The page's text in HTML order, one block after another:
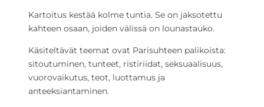
Kartoitus kestää kolme tuntia. Se on jaksotettu
kahteen osaan, joiden välissä on lounastauko.
Käsiteltävät teemat ovat Parisuhteen palikoista:
sitoutuminen, tunteet, ristiriidat, seksuaalisuus,
vuorovaikutus, teot, luottamus ja
anteeksiantaminen.